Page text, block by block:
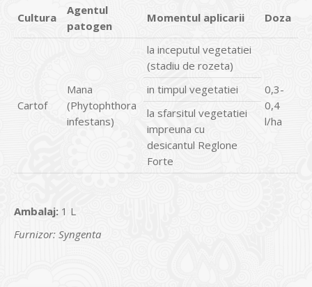
Cultura
Agentul
patogen
Momentul aplicarii Doza
Cartof
Mana
(Phytophthora
infestans)
la inceputul vegetatiei
(stadiu de rozeta)
0,3-
0,4
l/ha
in timpul vegetatiei
la sfarsitul vegetatiei
impreuna cu
desicantul Reglone
Forte
Ambalaj: 1 L
Furnizor: Syngenta